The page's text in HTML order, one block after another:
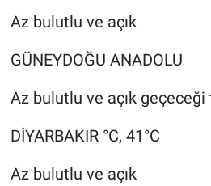
Az bulutlu ve açık
GÜNEYDOĞU ANADOLU
Az bulutlu ve açık
DİYARBAKIR °C, 41°C
Az bulutlu ve açık